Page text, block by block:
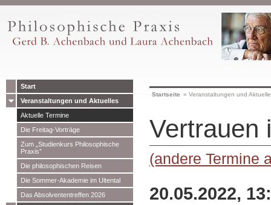
Start
Veranstaltungen und Aktuelles
Aktuelle Termine
Die Freitag-Vorträge
Zum „Studienkurs Philosophische
Praxis”
Die philosophischen Reisen
Die Sommer-Akademie im Ultental
Das Absolvententreffen 2026
Startseite » Veranstaltungen und
Vertrauen
(andere Termine
20.05.2022,